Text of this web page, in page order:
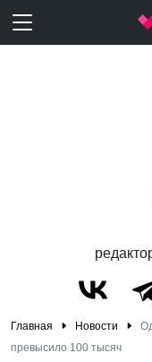
Главная Новости
превысило 100 тысяч